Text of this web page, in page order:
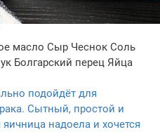
масло Сыр Чеснок Соль
Болгарский перец Яйца
подойдёт для
Сытный, простой и
надоела и хочется